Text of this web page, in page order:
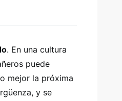
. En una cultura
puede
mejor la próxima
y se